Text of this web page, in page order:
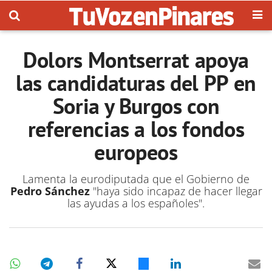
Dolors Montserrat apoya
las candidaturas del PP en
Soria y Burgos con
referencias a los fondos
europeos
Lamenta la eurodiputada que el Gobierno de
Pedro Sánchez"haya sido incapaz de hacer llegar
las ayudas a los españoles".